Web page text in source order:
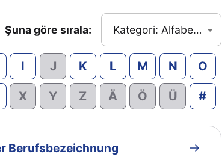
Şuna göre sırala: Kategori: Alfabetik sıraya göre
I J K L M N O
X Y Z Ä Ö Ü #
Berufsbezeichnung